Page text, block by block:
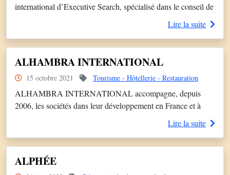
international d’Executive Search, spécialisé dans le conseil de
Administrateurs. Alexander Hughes est aujourd’hui un des
service à valeur ajoutée au plus haut niveau […]
Lire la suite
ALHAMBRA INTERNATIONAL
15 octobre 2021 Tourisme - Hôtellerie - Restauration
ALHAMBRA INTERNATIONAL accompagne, depuis
2006, les sociétés dans leur développement en France et à
Lire la suite
ALPHÉE